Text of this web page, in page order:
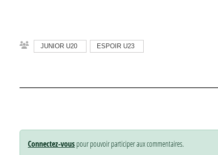
JUNIOR U20 ESPOIR U23
Connectez-vouspour pouvoir participer aux commentaires.